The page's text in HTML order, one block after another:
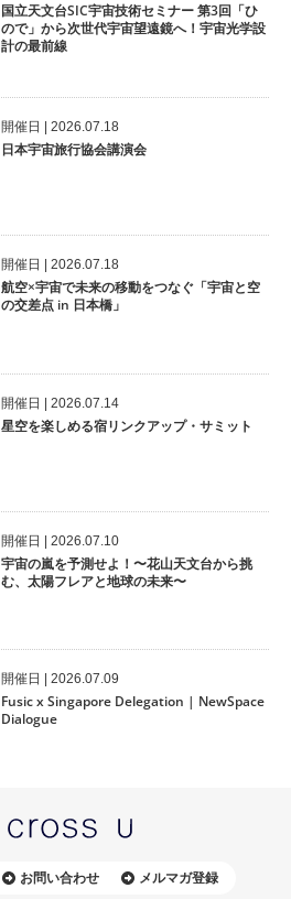
国立天文台SIC宇宙技術セミナー 第3回「ひ
ので」から次世代宇宙望遠鏡へ！宇宙光学設
計の最前線
開催⽇ | 2026.07.18
日本宇宙旅行協会講演会
開催⽇ | 2026.07.18
航空×宇宙で未来の移動をつなぐ「宇宙と空
の交差点 in 日本橋」
開催⽇ | 2026.07.14
星空を楽しめる宿リンクアップ・サミット
開催⽇ | 2026.07.10
宇宙の嵐を予測せよ！〜花山天文台から挑
む、太陽フレアと地球の未来〜
開催⽇ | 2026.07.09
Fusic x Singapore Delegation | NewSpace
Dialogue
お問い合わせ メルマガ登録